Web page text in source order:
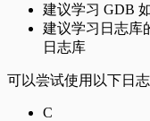
建议学习 GDB
建议学习日志库
日志库
可以尝试使用以下日志
C